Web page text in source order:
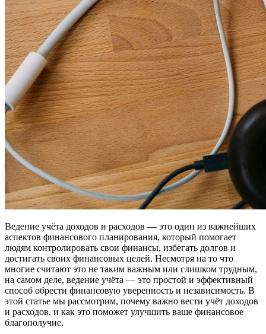
Ведение учёта доходов и расходов — это один из важнейших
аспектов финансового планирования, который помогает
людям контролировать свои финансы, избегать долгов и
достигать своих финансовых целей. Несмотря на то что
многие считают это не таким важным или слишком трудным,
на самом деле, ведение учёта — это простой и эффективный
способ обрести финансовую уверенность и независимость. В
этой статье мы рассмотрим, почему важно вести учёт доходов
и расходов, и как это поможет улучшить ваше финансовое
благополучие.